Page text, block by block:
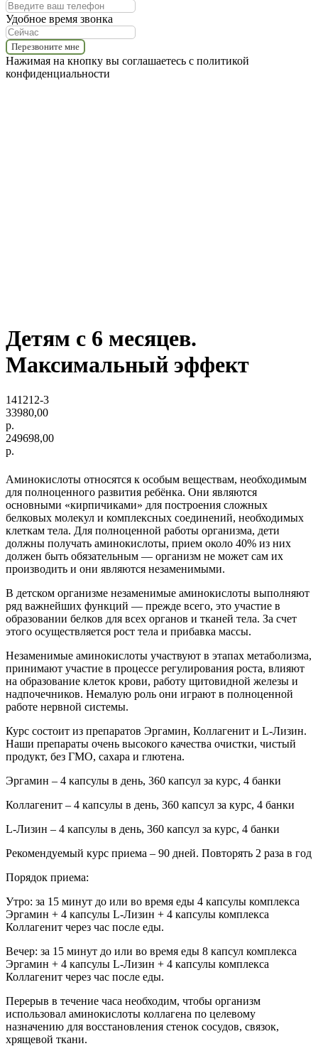
Удобное время звонка
Перезвоните мне
Нажимая на кнопку вы соглашаетесь с политикой
конфиденциальности
Детям с 6 месяцев.
Максимальный эффект
141212-3
33980,00
р.
249698,00
р.
Аминокислоты относятся к особым веществам, необходимым
для полноценного развития ребёнка. Они являются
основными «кирпичиками» для построения сложных
белковых молекул и комплексных соединений, необходимых
клеткам тела. Для полноценной работы организма, дети
должны получать аминокислоты, прием около 40% из них
должен быть обязательным — организм не может сам их
производить и они являются незаменимыми.
В детском организме незаменимые аминокислоты выполняют
ряд важнейших функций — прежде всего, это участие в
образовании белков для всех органов и тканей тела. За счет
этого осуществляется рост тела и прибавка массы.
Незаменимые аминокислоты участвуют в этапах метаболизма,
принимают участие в процессе регулирования роста, влияют
на образование клеток крови, работу щитовидной железы и
надпочечников. Немалую роль они играют в полноценной
работе нервной системы.
Курс состоит из препаратов Эргамин, Коллагенит и L-Лизин.
Наши препараты очень высокого качества очистки, чистый
продукт, без ГМО, сахара и глютена.
Эргамин – 4 капсулы в день, 360 капсул за курс, 4 банки
Коллагенит – 4 капсулы в день, 360 капсул за курс, 4 банки
L-Лизин – 4 капсулы в день, 360 капсул за курс, 4 банки
Рекомендуемый курс приема – 90 дней. Повторять 2 раза в год
Порядок приема:
Утро: за 15 минут до или во время еды 4 капсулы комплекса
Эргамин + 4 капсулы L-Лизин + 4 капсулы комплекса
Коллагенит через час после еды.
Вечер: за 15 минут до или во время еды 8 капсул комплекса
Эргамин + 4 капсулы L-Лизин + 4 капсулы комплекса
Коллагенит через час после еды.
Перерыв в течение часа необходим, чтобы организм
использовал аминокислоты коллагена по целевому
назначению для восстановления стенок сосудов, связок,
хрящевой ткани.